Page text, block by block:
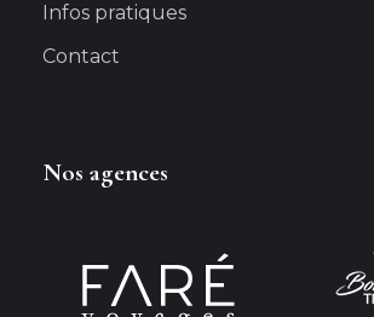
Infos pratiques
Contact
Nos agences